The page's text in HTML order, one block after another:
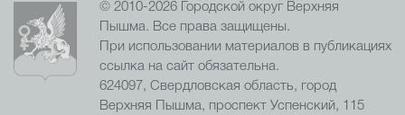
© 2010-2026 Городской округ Верхняя
Пышма. Все права защищены.
При использовании материалов в публикациях
ссылка на сайт обязательна.
624097, Свердловская область, город
Верхняя Пышма, проспект Успенский, 115